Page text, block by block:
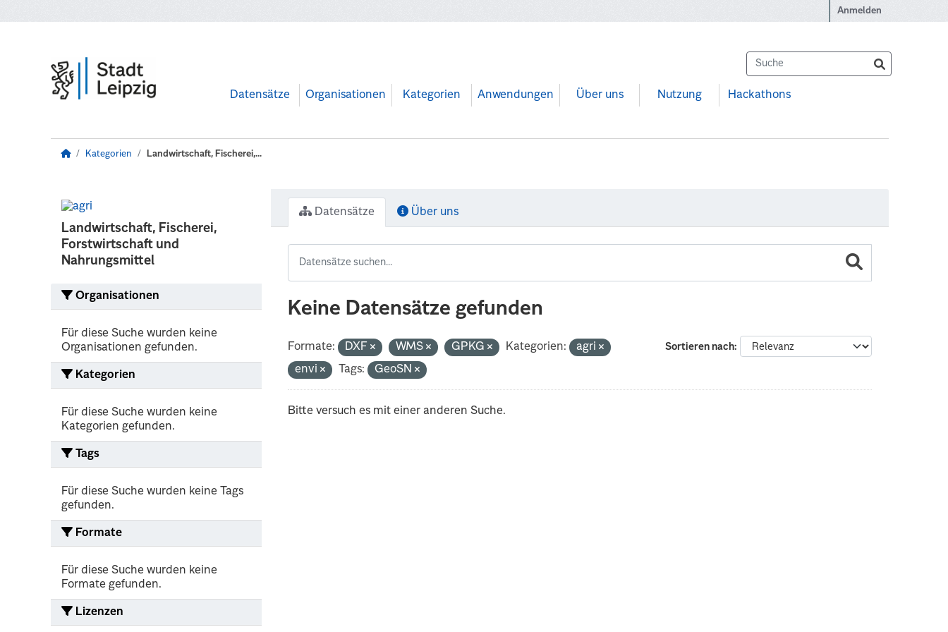
Anmelden
Datensätze Organisationen Kategorien Anwendungen Über uns Nutzung Hackathons
Kategorien Landwirtschaft, Fischerei,...
Landwirtschaft, Fischerei,
Forstwirtschaft und
Nahrungsmittel
Organisationen
Für diese Suche wurden keine
Organisationen gefunden.
Kategorien
Für diese Suche wurden keine
Kategorien gefunden.
Tags
Für diese Suche wurden keine Tags
gefunden.
Formate
Für diese Suche wurden keine
Formate gefunden.
Lizenzen
Datensätze Über uns
Keine Datensätze gefunden
Sortieren nach
Formate: DXF WMS GPKG Kategorien:
agri
envi
Tags: GeoSN
Bitte versuch es mit einer anderen Suche.